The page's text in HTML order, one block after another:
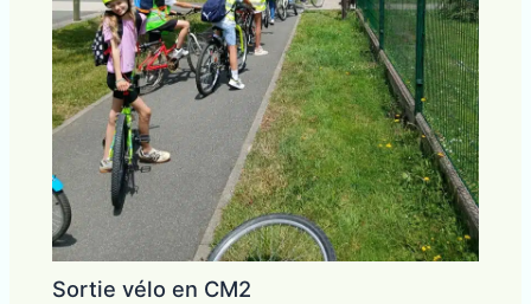
Sortie vélo en CM2